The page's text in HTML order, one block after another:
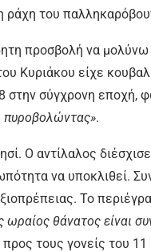
ράχη του
προσβολή να
Κυριάκου είχε
στην σύγχρονη εποχή,
πυροβολώντας».
Ο αντίλαλος
να υποκλιθεί.
Το
ωραίος θάνατος είναι
τους γονείς του